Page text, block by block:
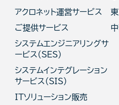
アクロネット運営サービス
ご提供サービス
システムエンジニアリングサ
ービス(SES)
システムインテグレーション
サービス（SIS）
ITソリューション販売